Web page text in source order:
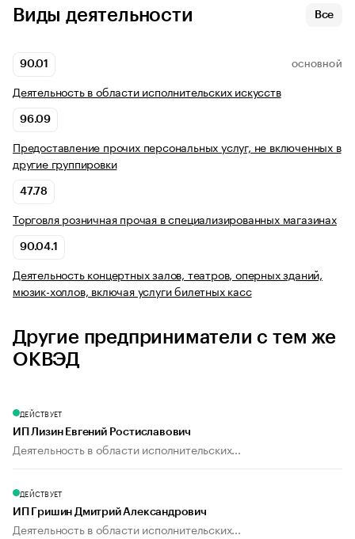
Виды деятельности Все
90.01 ОСНОВНОЙ
Деятельность в области исполнительских искусств
96.09
Предоставление прочих персональных услуг, не включенных в
другие группировки
47.78
Торговля розничная прочая в специализированных магазинах
90.04.1
Деятельность концертных залов, театров, оперных зданий,
мюзик-холлов, включая услуги билетных касс
Другие предприниматели с тем же
ОКВЭД
ДЕЙСТВУЕТ
ИП Лизин Евгений Ростиславович
Деятельность в области исполнительских...
ДЕЙСТВУЕТ
ИП Гришин Дмитрий Александрович
Деятельность в области исполнительских...